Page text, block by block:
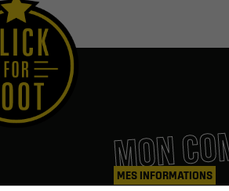
MON
MES INFORMATIONS